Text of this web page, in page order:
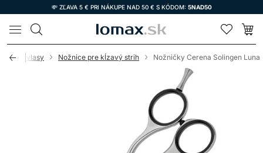
💸 ZĽAVA 5 € PRI NÁKUPE NAD 50 € S KÓDOM: 5NAD50
LOMAX
na vlasy Nožnice pre kĺzavý strih Nožničky Cerena Solingen Luna